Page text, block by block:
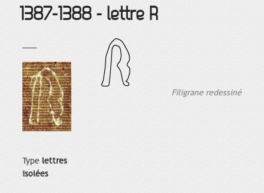
1387-1388 - lettre R
Type lettres
isolées
Filigrane redessiné